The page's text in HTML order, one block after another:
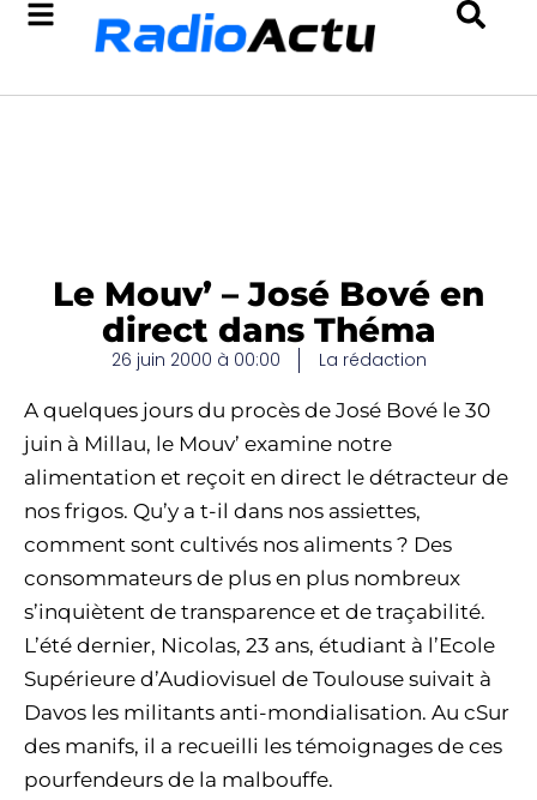
Le Mouv’ – José Bové en
direct dans Théma
26 juin 2000 à 00:00 La rédaction
A quelques jours du procès de José Bové le 30
juin à Millau, le Mouv’ examine notre
alimentation et reçoit en direct le détracteur de
nos frigos. Qu’y a t-il dans nos assiettes,
comment sont cultivés nos aliments ? Des
consommateurs de plus en plus nombreux
s’inquiètent de transparence et de traçabilité.
L’été dernier, Nicolas, 23 ans, étudiant à l’Ecole
Supérieure d’Audiovisuel de Toulouse suivait à
Davos les militants anti-mondialisation. Au cSur
des manifs, il a recueilli les témoignages de ces
pourfendeurs de la malbouffe.